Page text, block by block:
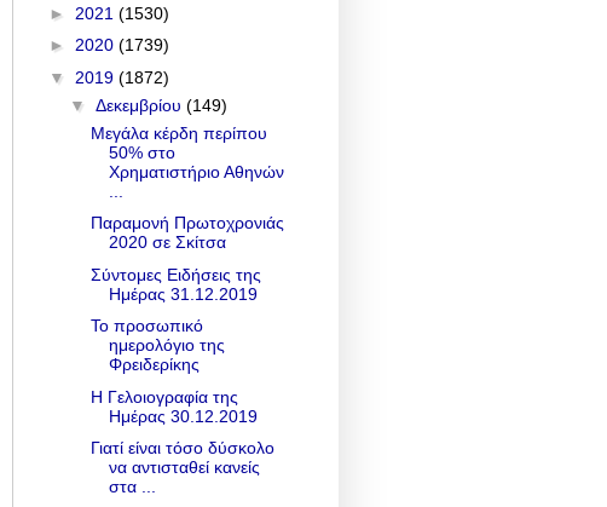
► 2021 (1530)
► 2020 (1739)
▼ 2019 (1872)
▼ Δεκεμβρίου (149)
Μεγάλα κέρδη περίπου
50% στο
Χρηματιστήριο Αθηνών
Παραμονή Πρωτοχρονιάς
2020 σε Σκίτσα
Σύντομες Ειδήσεις της
Ημέρας 31.12.2019
Το προσωπικό
ημερολόγιο της
Φρειδερίκης
Η Γελοιογραφία της
Ημέρας 30.12.2019
Γιατί είναι τόσο δύσκολο
να αντισταθεί κανείς
στα ...